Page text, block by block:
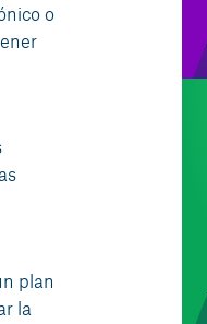
o
plan
la